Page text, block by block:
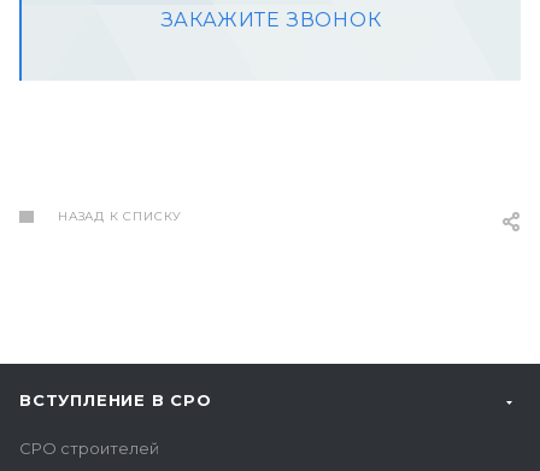
ЗАКАЖИТЕ ЗВОНОК
НАЗАД К СПИСКУ
ВСТУПЛЕНИЕ В СРО
СРО строителей